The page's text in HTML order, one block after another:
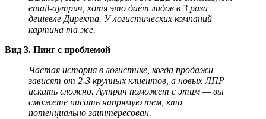
email-аутрич, хотя это даёт лидов в 3 раза
дешевле Директа. У логистических компаний
картина та же.
Вид 3. Пинг с проблемой
Частая история в логистике, когда продажи
зависят от 2-3 крупных клиентов, а новых ЛПР
искать сложно. Аутрич поможет с этим — вы
сможете писать напрямую тем, кто
потенциально заинтересован.